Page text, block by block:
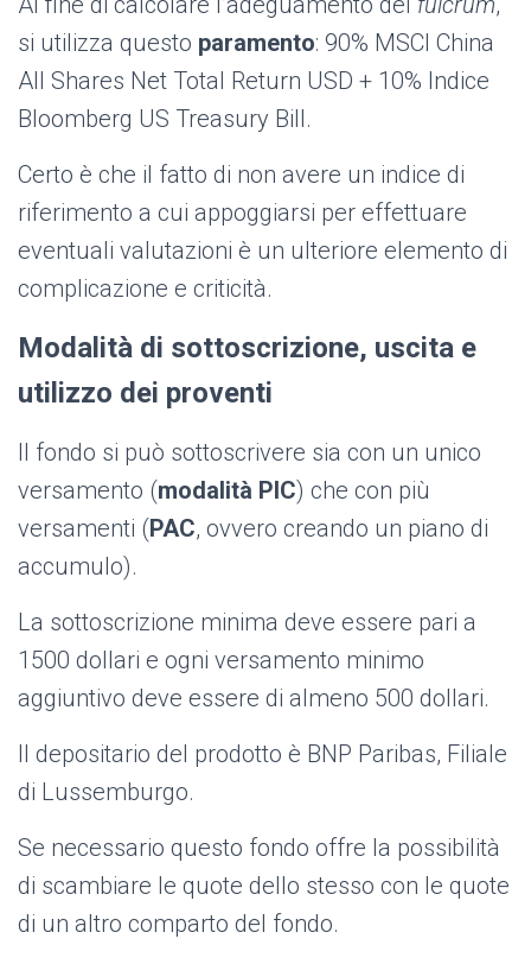
si utilizza questo paramento: 90% MSCI China
All Shares Net Total Return USD + 10% Indice
Bloomberg US Treasury Bill.
Certo è che il fatto di non avere un indice di
riferimento a cui appoggiarsi per effettuare
eventuali valutazioni è un ulteriore elemento di
complicazione e criticità.
Modalità di sottoscrizione, uscita e
utilizzo dei proventi
Il fondo si può sottoscrivere sia con un unico
versamento (modalità PIC) che con più
versamenti (PAC, ovvero creando un piano di
accumulo).
La sottoscrizione minima deve essere pari a
1500 dollari e ogni versamento minimo
aggiuntivo deve essere di almeno 500 dollari.
Il depositario del prodotto è BNP Paribas, Filiale
di Lussemburgo.
Se necessario questo fondo offre la possibilità
di scambiare le quote dello stesso con le quote
di un altro comparto del fondo.